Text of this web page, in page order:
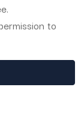
calidad en
estudios que nos
to